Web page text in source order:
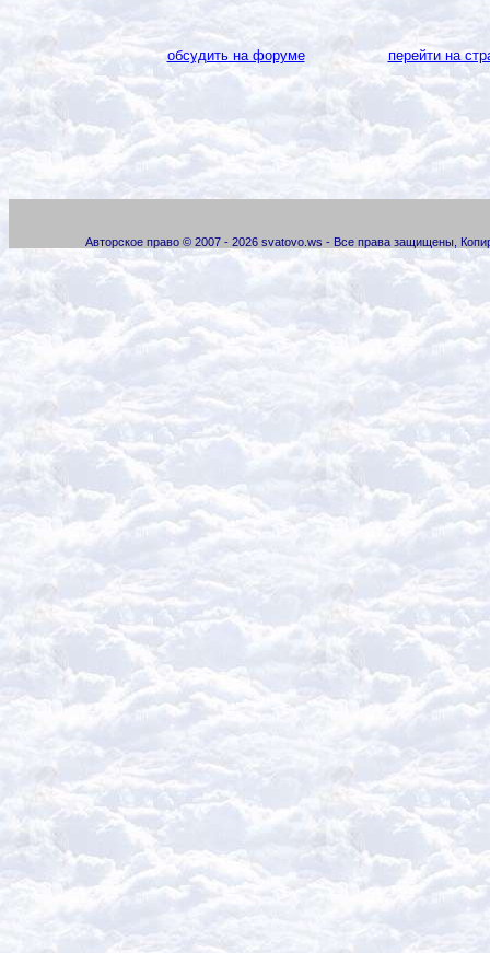
обсудить на форуме перейти на
Авторское право © 2007 - 2026 svatovo.ws - Все права защищены,